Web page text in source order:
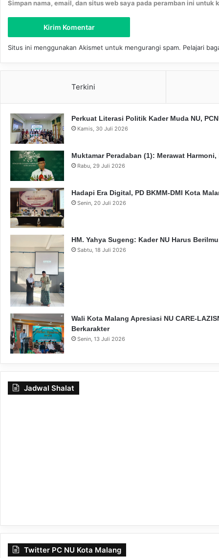
Simpan nama, email, dan situs web saya pada peramban ini untuk
Situs ini menggunakan Akismet untuk mengurangi spam. Pelajari
Terkini
Perkuat Literasi Politik Kader Muda NU,
Kamis, 30 Juli 2026
Muktamar Peradaban (1): Merawat
Rabu, 29 Juli 2026
Hadapi Era Digital, PD BKMM-DMI Kota
Senin, 20 Juli 2026
HM. Yahya Sugeng: Kader NU Harus
Sabtu, 18 Juli 2026
Wali Kota Malang Apresiasi NU CARE-
Berkarakter
Senin, 13 Juli 2026
Jadwal Shalat
Twitter PC NU Kota Malang